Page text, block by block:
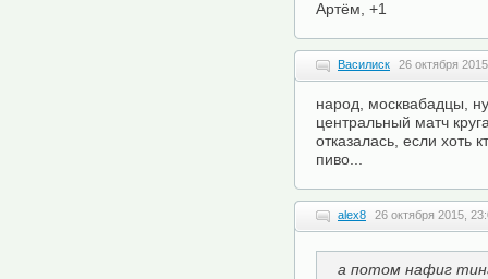
Артём, +1
Василиск 26 октября
народ, москвабадцы,
центральный матч
отказалась, если хоть
пиво...
alex8 26 октября 2015,
а потом нафиг